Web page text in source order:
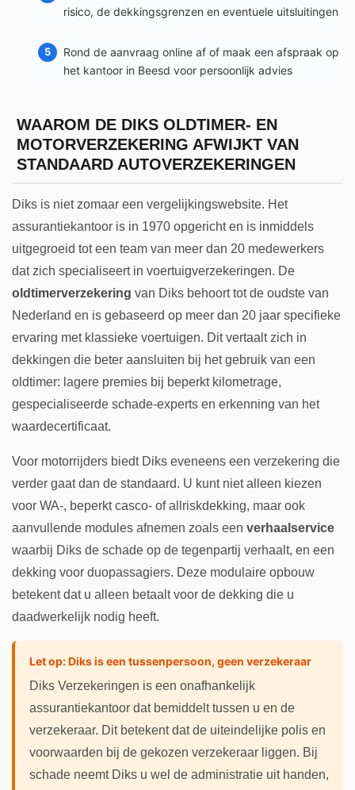
risico, de dekkingsgrenzen en eventuele uitsluitingen
Rond de aanvraag online af of maak een afspraak op
het kantoor in Beesd voor persoonlijk advies
WAAROM DE DIKS OLDTIMER- EN
MOTORVERZEKERING AFWIJKT VAN
STANDAARD AUTOVERZEKERINGEN
Diks is niet zomaar een vergelijkingswebsite. Het
assurantiekantoor is in 1970 opgericht en is inmiddels
uitgegroeid tot een team van meer dan 20 medewerkers
dat zich specialiseert in voertuigverzekeringen. De
oldtimerverzekering van Diks behoort tot de oudste van
Nederland en is gebaseerd op meer dan 20 jaar specifieke
ervaring met klassieke voertuigen. Dit vertaalt zich in
dekkingen die beter aansluiten bij het gebruik van een
oldtimer: lagere premies bij beperkt kilometrage,
gespecialiseerde schade-experts en erkenning van het
waardecertificaat.
Voor motorrijders biedt Diks eveneens een verzekering die
verder gaat dan de standaard. U kunt niet alleen kiezen
voor WA-, beperkt casco- of allriskdekking, maar ook
aanvullende modules afnemen zoals een verhaalservice
waarbij Diks de schade op de tegenpartij verhaalt, en een
dekking voor duopassagiers. Deze modulaire opbouw
betekent dat u alleen betaalt voor de dekking die u
daadwerkelijk nodig heeft.
Let op: Diks is een tussenpersoon, geen verzekeraar
Diks Verzekeringen is een onafhankelijk
assurantiekantoor dat bemiddelt tussen u en de
verzekeraar. Dit betekent dat de uiteindelijke polis en
voorwaarden bij de gekozen verzekeraar liggen. Bij
schade neemt Diks u wel de administratie uit handen,